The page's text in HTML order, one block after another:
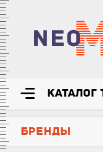
КАТАЛОГ
БРЕНДЫ